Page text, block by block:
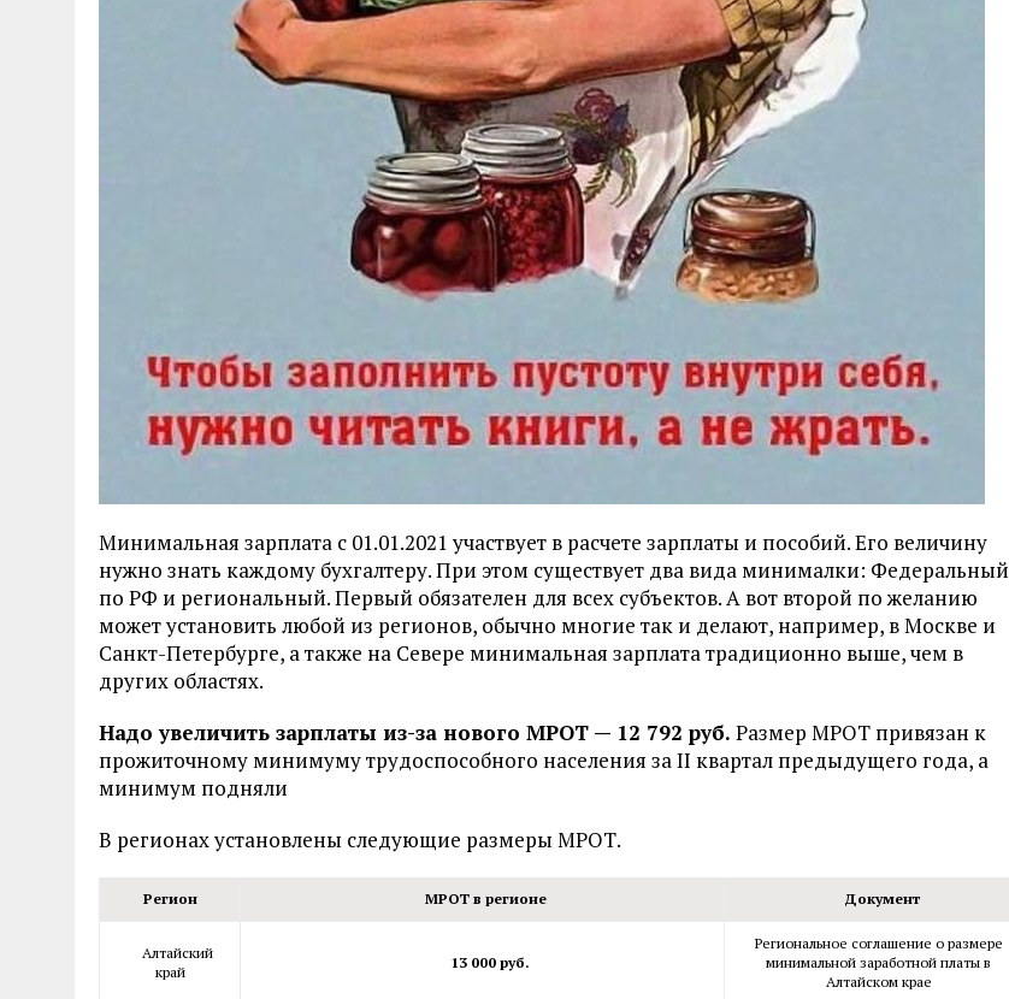
Минимальная зарплата с 01.01.2021 участвует в расчете зарплаты и пособий. Его величину
нужно знать каждому бухгалтеру. При этом существует два вида минималки: Федеральный
по РФ и региональный. Первый обязателен для всех субъектов. А вот второй по желанию
может установить любой из регионов, обычно многие так и делают, например, в Москве и
Санкт-Петербурге, а также на Севере минимальная зарплата традиционно выше, чем в
других областях.
Надо увеличить зарплаты из-за нового МРОТ — 12 792 руб. Размер МРОТ привязан к
прожиточному минимуму трудоспособного населения за II квартал предыдущего года, а
минимум подняли
В регионах установлены следующие размеры МРОТ.
Регион МРОТ в регионе Документ
Алтайский
край
13 000 руб.
Региональное соглашение о размере
минимальной заработной платы в
Алтайском крае